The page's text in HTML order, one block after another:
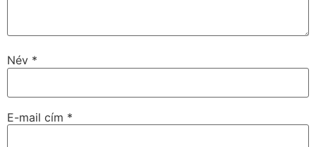
Név *
E-mail cím *